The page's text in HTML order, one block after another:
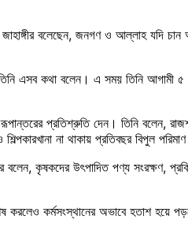
বলেছেন, জনগণ ও আল্লাহ যদি
এসব কথা বলেন। এ সময় তিনি আগামী ৫
প্রতিশ্রুতি দেন। তিনি বলেন,
না থাকায় প্রতিবছর বিপুল
বলেন, কৃষকদের উৎপাদিত পণ্য সংরক্ষণ,
করলেও কর্মসংস্থানের অভাবে হতাশ হয়ে